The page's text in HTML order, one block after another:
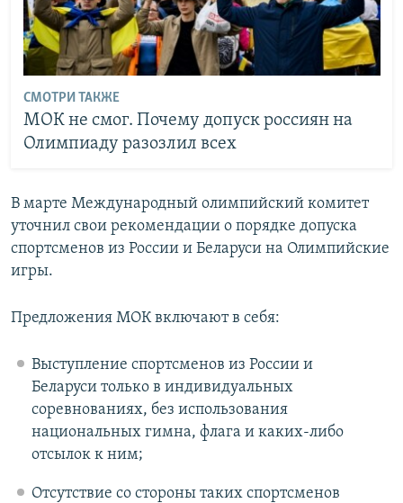
СМОТРИ ТАКЖЕ
МОК не смог. Почему допуск россиян на
Олимпиаду разозлил всех
В марте Международный олимпийский комитет
уточнил свои рекомендации о порядке допуска
спортсменов из России и Беларуси на Олимпийские
игры.
Предложения МОК включают в себя:
Выступление спортсменов из России и
Беларуси только в индивидуальных
соревнованиях, без использования
национальных гимна, флага и каких-либо
отсылок к ним;
Отсутствие со стороны таких спортсменов